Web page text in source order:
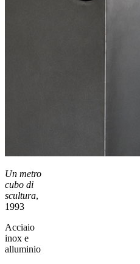
Un metro
cubo di
scultura,
1993
Acciaio
inox e
alluminio